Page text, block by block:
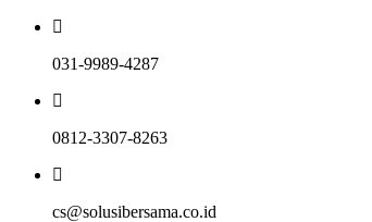
031-9989-4287
0812-3307-8263
cs@solusibersama.co.id